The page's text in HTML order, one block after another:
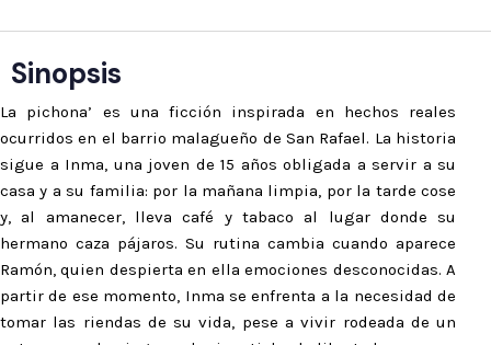
Sinopsis
La pichona’ es una ficción inspirada en hechos reales
ocurridos en el barrio malagueño de San Rafael. La historia
sigue a Inma, una joven de 15 años obligada a servir a su
casa y a su familia: por la mañana limpia, por la tarde cose
y, al amanecer, lleva café y tabaco al lugar donde su
hermano caza pájaros. Su rutina cambia cuando aparece
Ramón, quien despierta en ella emociones desconocidas. A
partir de ese momento, Inma se enfrenta a la necesidad de
tomar las riendas de su vida, pese a vivir rodeada de un